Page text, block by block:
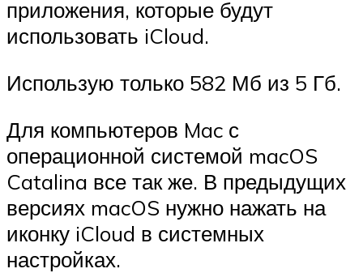
приложения, которые будут
использовать iCloud.
Использую только 582 Мб из 5 Гб.
Для компьютеров Mac с
операционной системой macOS
Catalina все так же. В предыдущих
версиях macOS нужно нажать на
иконку iCloud в системных
настройках.